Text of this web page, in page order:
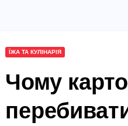
ЇЖА ТА КУЛІНАРІЯ
Чому